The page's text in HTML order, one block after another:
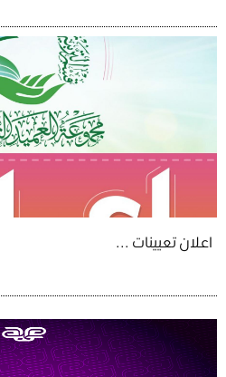
اعلان تعيينات ...